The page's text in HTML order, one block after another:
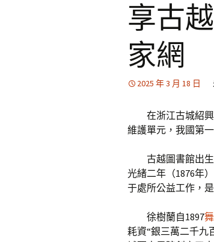
享古
家網
2025 年 3 月 18 日
在浙江古城紹
維護單元，我國第
古越圖書館出
光緒二年（1876年
于處所公益工作，
徐樹蘭自1897
耗資“銀三萬二千九